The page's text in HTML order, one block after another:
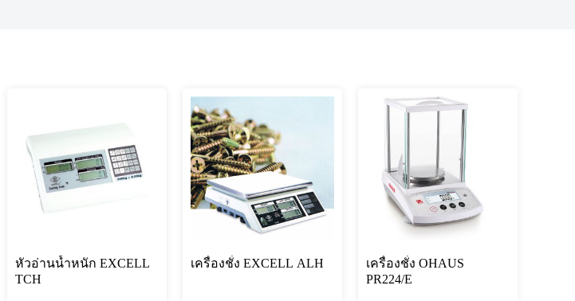
หัวอ่านน้ำหนัก EXCELL
TCH
เครื่องชั่ง EXCELL ALH
เครื่องชั่ง OHAUS
PR224/E